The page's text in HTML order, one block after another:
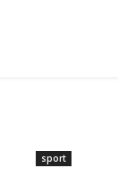
sport